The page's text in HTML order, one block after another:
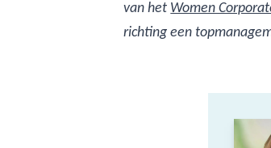
van het Women
richting een